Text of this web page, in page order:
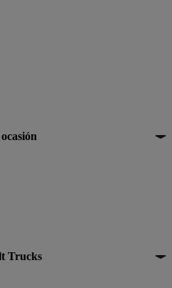
vehículos de ocasión
Trucks